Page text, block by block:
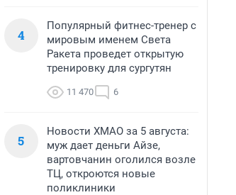
4
Популярный фитнес-тренер с
мировым именем Света
Ракета проведет открытую
тренировку для сургутян
11 470 6
5
Новости ХМАО за 5 августа:
муж дает деньги Айзе,
вартовчанин оголился возле
ТЦ, откроются новые
поликлиники